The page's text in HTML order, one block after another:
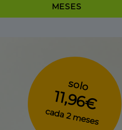
MESES
solo
11,96€
cada 2 meses